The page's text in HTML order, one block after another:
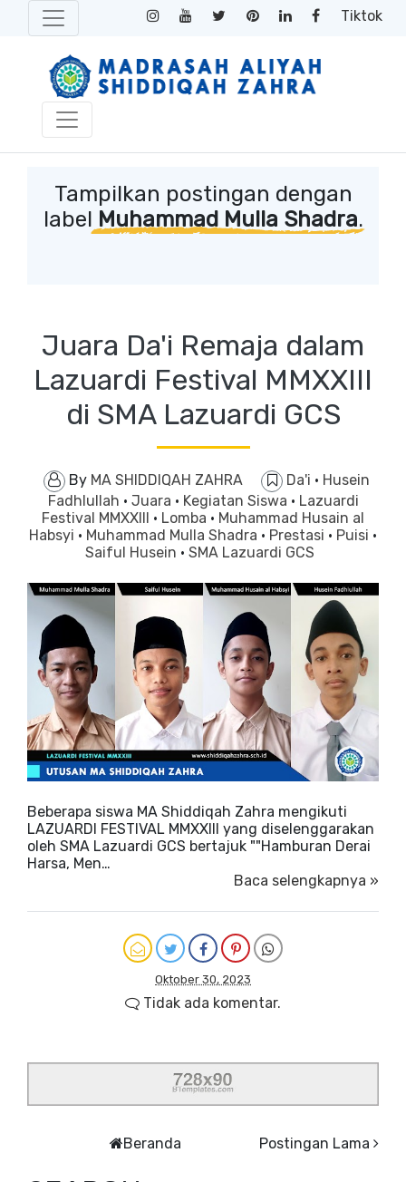
Tiktok
Tampilkan postingan dengan
label Muhammad Mulla Shadra.
Juara Da'i Remaja dalam
Lazuardi Festival MMXXIII
di SMA Lazuardi GCS
By MA SHIDDIQAH ZAHRA Da'i · Husein
Fadhlullah · Juara · Kegiatan Siswa · Lazuardi
Festival MMXXIII · Lomba · Muhammad Husain al
Habsyi · Muhammad Mulla Shadra · Prestasi · Puisi ·
Saiful Husein · SMA Lazuardi GCS
Beberapa siswa MA Shiddiqah Zahra mengikuti
LAZUARDI FESTIVAL MMXXIII yang diselenggarakan
oleh SMA Lazuardi GCS bertajuk ""Hamburan Derai
Harsa, Men…
Baca selengkapnya »
Oktober 30, 2023
Tidak ada komentar.
Postingan Lama
Beranda